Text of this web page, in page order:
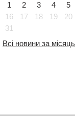
1
2 3 4 5
16
17 18 19 20
31
Всі новини за місяць